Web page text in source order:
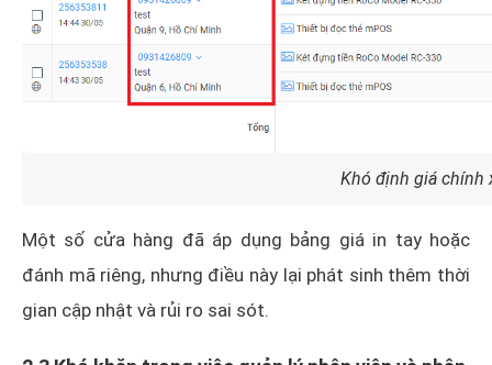
Khó định giá chính
Một số cửa hàng đã áp dụng bảng giá in tay hoặc
đánh mã riêng, nhưng điều này lại phát sinh thêm thời
gian cập nhật và rủi ro sai sót.